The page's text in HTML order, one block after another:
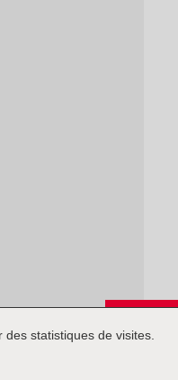
statistiques de visites.